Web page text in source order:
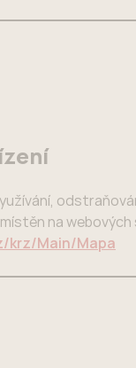
na
krz/Main/Mapa